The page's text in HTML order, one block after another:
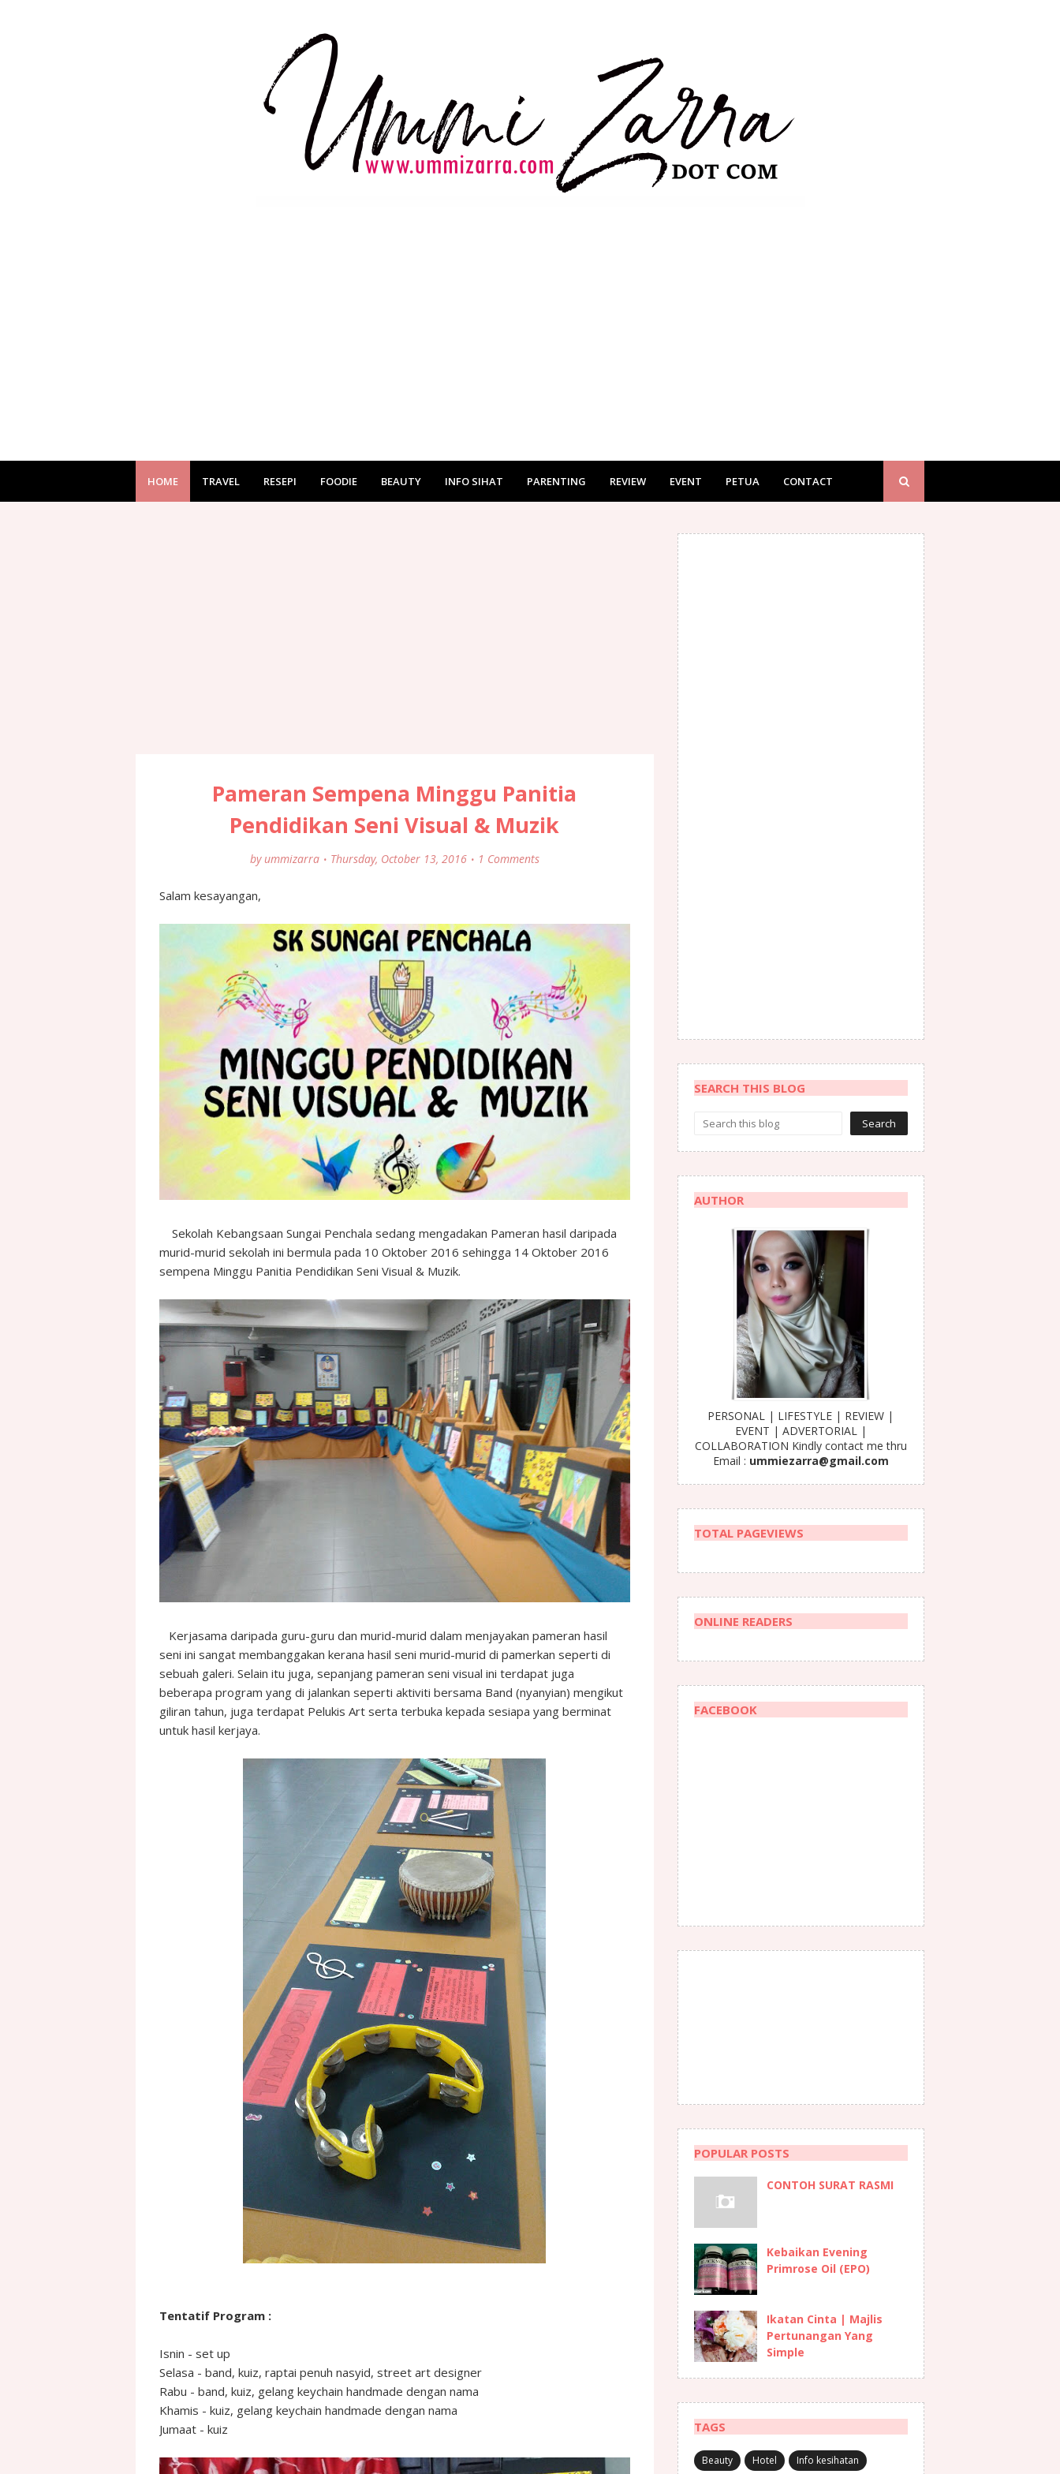
HOME TRAVEL RESEPI FOODIE BEAUTY INFO SIHAT PARENTING REVIEW EVENT PETUA CONTACT
Pameran Sempena Minggu Panitia
Pendidikan Seni Visual & Muzik
by ummizarra Thursday, October 13, 2016 1 Comments
Salam kesayangan,
Sekolah Kebangsaan Sungai Penchala sedang mengadakan Pameran hasil daripada
murid-murid sekolah ini bermula pada 10 Oktober 2016 sehingga 14 Oktober 2016
sempena Minggu Panitia Pendidikan Seni Visual & Muzik.
Kerjasama daripada guru-guru dan murid-murid dalam menjayakan pameran hasil
seni ini sangat membanggakan kerana hasil seni murid-murid di pamerkan seperti di
sebuah galeri. Selain itu juga, sepanjang pameran seni visual ini terdapat juga
beberapa program yang di jalankan seperti aktiviti bersama Band (nyanyian) mengikut
giliran tahun, juga terdapat Pelukis Art serta terbuka kepada sesiapa yang berminat
untuk hasil kerjaya.
Tentatif Program :
Isnin - set up
Selasa - band, kuiz, raptai penuh nasyid, street art designer
Rabu - band, kuiz, gelang keychain handmade dengan nama
Khamis - kuiz, gelang keychain handmade dengan nama
Jumaat - kuiz
SEARCH THIS BLOG
AUTHOR
PERSONAL | LIFESTYLE | REVIEW |
EVENT | ADVERTORIAL |
COLLABORATION Kindly contact me thru
Email : ummiezarra@gmail.com
TOTAL PAGEVIEWS
ONLINE READERS
FACEBOOK
POPULAR POSTS
CONTOH SURAT RASMI
Kebaikan Evening
Primrose Oil (EPO)
Ikatan Cinta | Majlis
Pertunangan Yang
Simple
TAGS
Beauty Hotel Info kesihatan